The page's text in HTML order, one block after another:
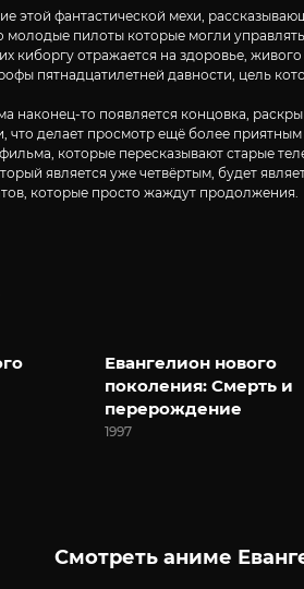
этой фантастической мехи,
молодые пилоты которые могли
киборгу отражается на здоровье,
пятнадцатилетней давности, цель
наконец-то появляется концовка,
что делает просмотр ещё более
которые пересказывают старые
является уже четвёртым, будет
которые просто жаждут продолжения.
Евангелион нового
поколения: Смерть и
перерождение
1997
Смотреть аниме